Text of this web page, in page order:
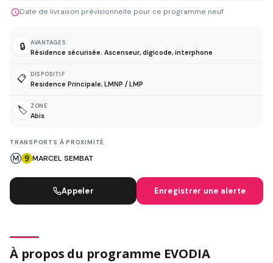
Date de livraison prévisionnelle pour ce programme neuf
🔒 AVANTAGES
Résidence sécurisée. Ascenseur, digicode, interphone
📋 DISPOSITIF
Residence Principale, LMNP / LMP
🏷️ ZONE
Abis
TRANSPORTS À PROXIMITÉ
MARCEL SEMBAT
Appeler Enregistrer une alerte
À propos du programme EVODIA